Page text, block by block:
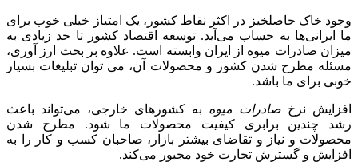
وجود خاک حاصلخیز در اکثر نقاط کشور، یک امتیاز خیلی خوب برای
ما ایرانی‌ها به حساب می‌آید. توسعه اقتصاد کشور تا حد زیادی به
میزان صادرات میوه از ایران وابسته است. علاوه بر بحث ارز آوری،
مسئله مطرح شدن کشور و محصولات آن، می توان تبلیغات بسیار
خوبی برای ما باشد.
افزایش نرخ صادرات میوه به کشورهای خارجی، می‌تواند باعث
رشد چندین برابری کیفیت محصولات ما شود. مطرح شدن
محصولات و نیاز و تقاضای بیشتر بازار، صاحبان کسب و کار را به
افزایش و گسترش تجارت خود مجبور می‌کند.